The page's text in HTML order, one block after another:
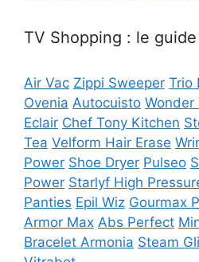
TV Shopping : le guide
Air Vac Zippi Sweeper Trio
Ovenia Autocuisto Wonder
Eclair Chef Tony Kitchen
Tea Velform Hair Erase
Power Shoe Dryer Pulseo
Power Starlyf High
Panties Epil Wiz Gourmax
Armor Max Abs Perfect
Bracelet Armonia Steam